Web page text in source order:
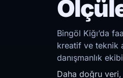
Bingöl Kiğı’da
kreatif ve teknik
danışmanlık
Daha doğru